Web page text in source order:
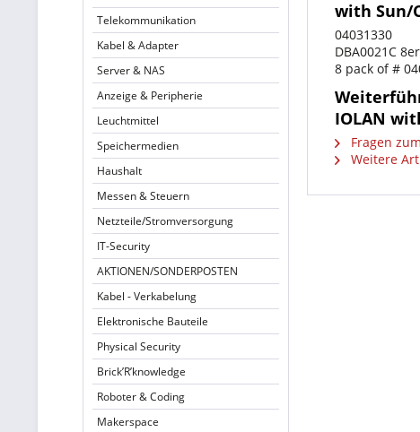
Telekommunikation
Kabel & Adapter
Server & NAS
Anzeige & Peripherie
Leuchtmittel
Speichermedien
Haushalt
Messen & Steuern
Netzteile/Stromversorgung
IT-Security
AKTIONEN/SONDERPOSTEN
Kabel - Verkabelung
Elektronische Bauteile
Physical Security
Brick’R’knowledge
Roboter & Coding
Makerspace
with Sun/
04031330
DBA0021C
8 pack of #
IOLAN
Fragen
Weitere